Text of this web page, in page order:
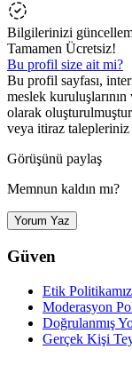
Bilgilerinizi
Tamamen Ücretsiz!
Bu profil size ait mi?
Bu profil sayfası,
meslek
olarak
veya itiraz
Görüşünü paylaş
Memnun kaldın mı?
Yorum Yaz
Güven
Etik Politikamız
Moderasyon
Doğrulanmış
Gerçek Kişi